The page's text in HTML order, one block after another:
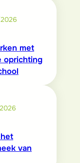
met
oprichting
van